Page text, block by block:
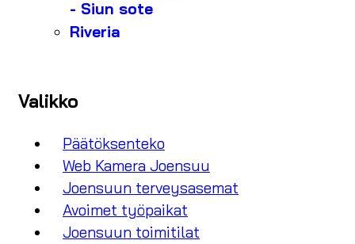
- Siun sote
Riveria
Valikko
Päätöksenteko
Web Kamera Joensuu
Joensuun terveysasemat
Avoimet työpaikat
Joensuun toimitilat